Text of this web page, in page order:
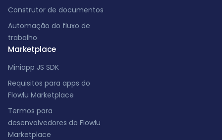
Construtor de documentos
Automação do fluxo de
trabalho
Marketplace
Miniapp JS SDK
Requisitos para apps do
Flowlu Marketplace
Termos para
desenvolvedores do Flowlu
Marketplace